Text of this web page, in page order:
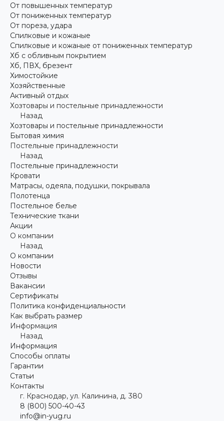
От повышенных температур
От пониженных температур
От пореза, удара
Спилковые и кожаные
Спилковые и кожаные от пониженных температур
Хб с обливным покрытием
Хб, ПВХ, брезент
Химостойкие
Хозяйственные
Активный отдых
Хозтовары и постельные принадлежности
Назад
Хозтовары и постельные принадлежности
Бытовая химия
Постельные принадлежности
Назад
Постельные принадлежности
Кровати
Матрасы, одеяла, подушки, покрывала
Полотенца
Постельное белье
Технические ткани
Акции
О компании
Назад
О компании
Новости
Отзывы
Вакансии
Сертификаты
Политика конфиденциальности
Как выбрать размер
Информация
Назад
Информация
Способы оплаты
Гарантии
Статьи
Контакты
г. Краснодар, ул. Калинина, д. 380
8 (800) 500-40-43
info@in-yug.ru